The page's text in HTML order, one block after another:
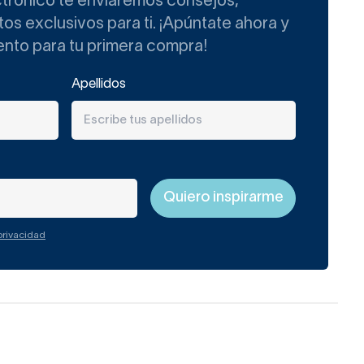
la habitación? Pues los
de decoración bonita.
de baño
secarán en un
son esenciales para
el aire acumulado
exclusivos para ti. ¡Apúntate ahora y
para tu primera compra!
Apellidos